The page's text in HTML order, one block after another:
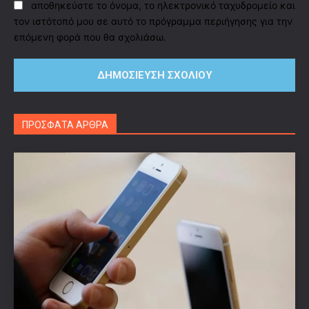
αποθηκεύστε το όνομα, το ηλεκτρονικό ταχυδρομείο και
τον ιστότοπό μου σε αυτό το πρόγραμμα περιήγησης για την
επόμενη φορά που θα σχολιάσω.
ΠΡΟΣΦΑΤΑ ΑΡΘΡΑ